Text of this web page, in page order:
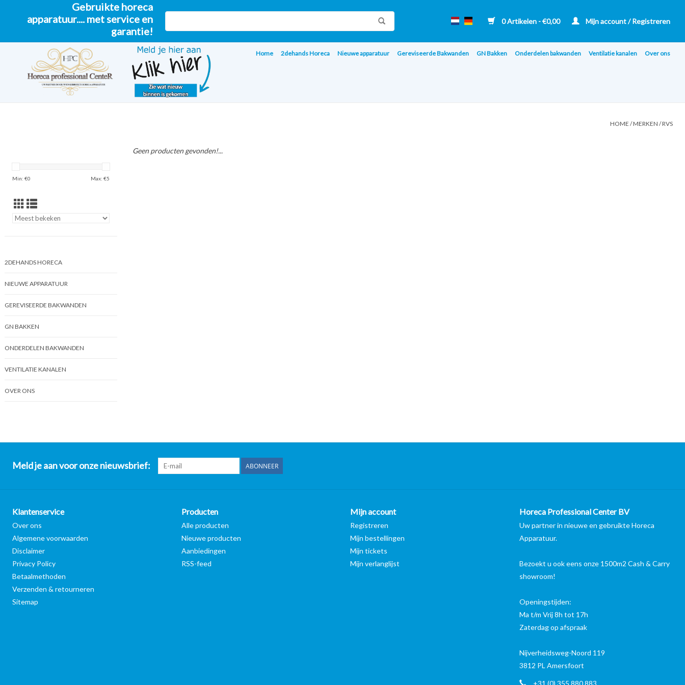
Gebruikte horeca
apparatuur.... met service en
garantie!
0 Artikelen - €0,00 Mijn account / Registreren
Home 2dehands Horeca Nieuwe apparatuur Gereviseerde Bakwanden GN Bakken Onderdelen bakwanden Ventilatie kanalen Over ons
HOME /MERKEN /RVS
Min: €0 Max: €5
2DEHANDS HORECA
NIEUWE APPARATUUR
GEREVISEERDE BAKWANDEN
GN BAKKEN
ONDERDELEN BAKWANDEN
VENTILATIE KANALEN
OVER ONS
Geen producten gevonden!...
Meld je aan voor onze nieuwsbrief: ABONNEER
Klantenservice
Over ons
Algemene voorwaarden
Disclaimer
Privacy Policy
Betaalmethoden
Verzenden & retourneren
Sitemap
Producten
Alle producten
Nieuwe producten
Aanbiedingen
RSS-feed
Mijn account
Registreren
Mijn bestellingen
Mijn tickets
Mijn verlanglijst
Horeca Professional Center BV
Uw partner in nieuwe en gebruikte Horeca
Apparatuur.
Bezoekt u ook eens onze 1500m2 Cash & Carry
showroom!
Openingstijden:
Ma t/m Vrij 8h tot 17h
Zaterdag op afspraak
Nijverheidsweg-Noord 119
3812 PL Amersfoort